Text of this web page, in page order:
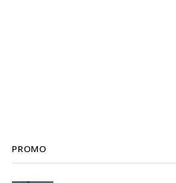
PROMO